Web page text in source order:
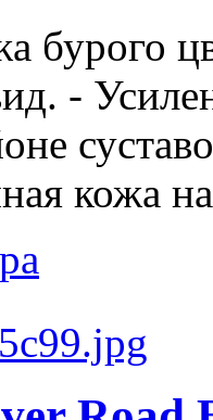
бурого
-
кожа